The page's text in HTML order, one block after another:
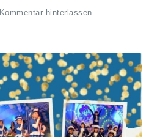
Kommentar hinterlassen